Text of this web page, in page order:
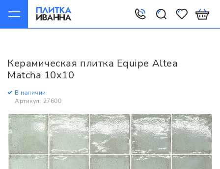
Керамическая плитка Equipe Altea
Matcha 10x10
В наличии
Артикул: 27600